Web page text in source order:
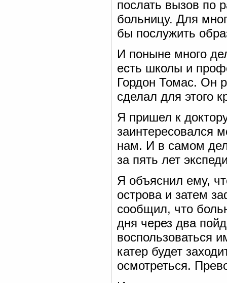
послать вызов по
больницу. Для
бы послужить
И поныне много
есть школы и
Гордон Томас. Он
сделал для этого
Я пришел к
заинтересовался
нам. И в самом
за пять лет
Я объяснил ему,
острова и затем
сообщил, что
дня через два
воспользоваться
катер будет
осмотреться.